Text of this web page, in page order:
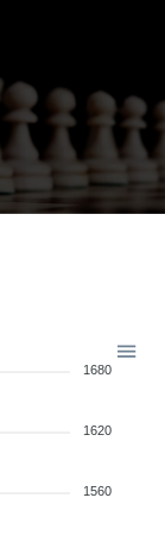
1680
1620
1560